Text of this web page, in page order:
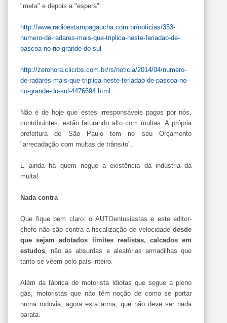
"meta" e depois a "espera":
http://www.radioestampagaucha.com.br/noticias/353-
numero-de-radares-mais-que-triplica-neste-feriadao-de-
pascoa-no-rio-grande-do-sul
http://zerohora.clicrbs.com.br/rs/noticia/2014/04/numero-
de-radares-mais-que-triplica-neste-feriadao-de-pascoa-no-
rio-grande-do-sul-4476694.html
Não é de hoje que estes irresponsáveis pagos por nós,
contribuintes, estão faturando alto com multas. A própria
prefeitura de São Paulo tem no seu Orçamento
"arrecadação com multas de trânsito".
E ainda há quem negue a existência da indústria da
multa!
Nada contra
Que fique bem claro: o AUTOentusiastas e este editor-
chefe não são contra a fiscalização de velocidade desde
que sejam adotados limites realistas, calcados em
estudos, não as absurdas e aleatórias armadilhas que
tanto se vêem pelo país inteiro.
Além da fábrica de motorista idiotas que segue a pleno
gás, motoristas que não têm noção de como se portar
numa rodovia, agora esta arma, que não deve ser nada
barata.